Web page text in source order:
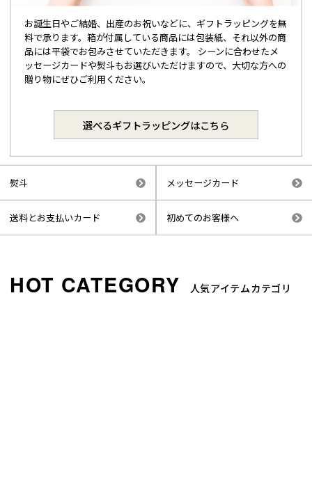
お誕生日やご結婚、出産のお祝いなどに、ギフトラッピングを無
料で承ります。箱が付属している商品には包装紙、それ以外の商
品には平袋でお包みさせていただきます。 シーンに合わせたメ
ッセージカードや熨斗もお選びいただけますので、大切な方への
贈り物にぜひご利用ください。
選べるギフトラッピングはこちら
熨斗 メッセージカード
送料とお支払いカード 初めてのお客様へ
人気アイテムカテゴリ